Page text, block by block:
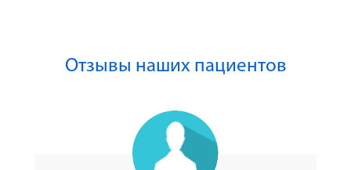
Отзывы наших пациентов